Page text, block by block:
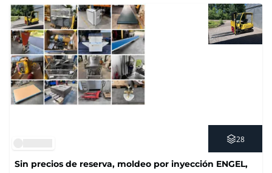
28
Sin precios de reserva, moldeo por inyección ENGEL,